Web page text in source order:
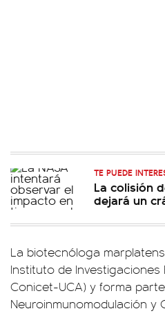
TE PUEDE
La colisión
dejará un
La biotecnóloga
Instituto de Investigaciones
Conicet-UCA) y forma
Neuroinmunomodulación y